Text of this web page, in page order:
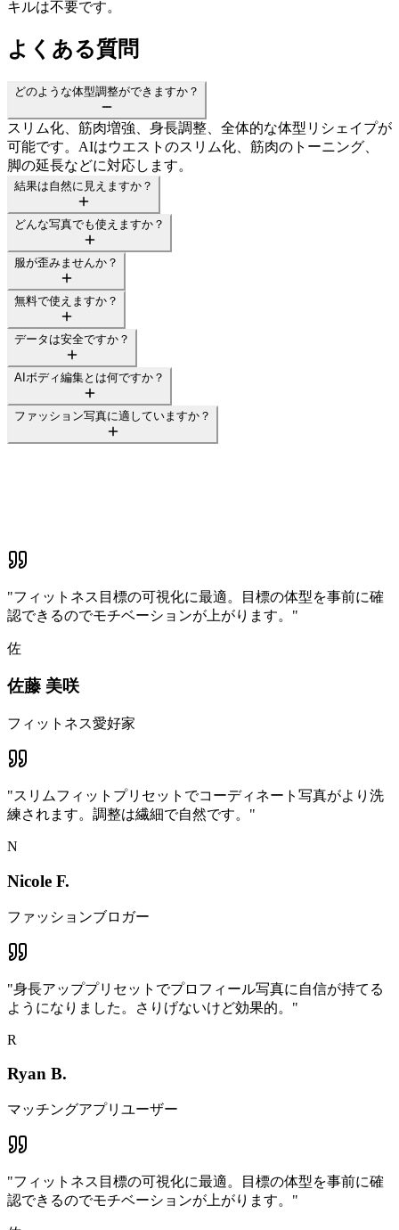
キルは不要です。
よくある質問
どのような体型調整ができますか？
スリム化、筋肉増強、身長調整、全体的な体型リシェイプが
可能です。AIはウエストのスリム化、筋肉のトーニング、
脚の延長などに対応します。
結果は自然に見えますか？
どんな写真でも使えますか？
服が歪みませんか？
無料で使えますか？
データは安全ですか？
AIボディ編集とは何ですか？
ファッション写真に適していますか？
"フィットネス目標の可視化に最適。目標の体型を事前に確
認できるのでモチベーションが上がります。 "
佐
佐藤 美咲
フィットネス愛好家
"スリムフィットプリセットでコーディネート写真がより洗
練されます。調整は繊細で自然です。 "
N
Nicole F.
ファッションブロガー
"身長アッププリセットでプロフィール写真に自信が持てる
ようになりました。さりげないけど効果的。 "
R
Ryan B.
マッチングアプリユーザー
"フィットネス目標の可視化に最適。目標の体型を事前に確
認できるのでモチベーションが上がります。 "